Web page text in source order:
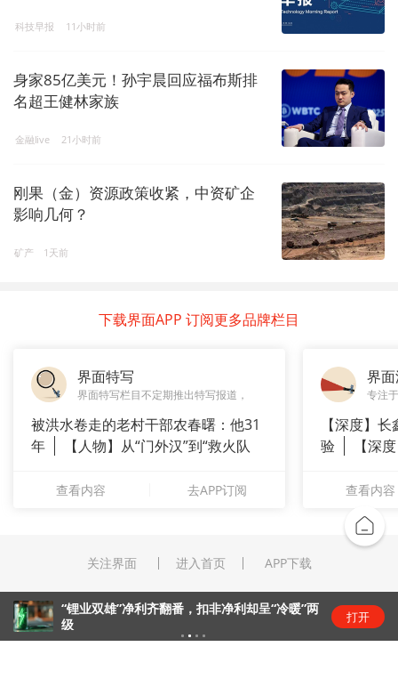
科技早报 11小时前
身家85亿美元！孙宇晨回应福布斯排
名超王健林家族
金融live 21小时前
刚果（金）资源政策收紧，中资矿企
影响几何？
矿产 1天前
下载界面APP 订阅更多品牌栏目
界面特写
界面特写栏目不定期推出特写报道，
被洪水卷走的老村干部农春曙：他31
年
【人物】从“门外汉”到“救火队
查看内容 去APP订阅
界
专注
【深度】
验
【深
查看内容
关注界面 进入首页 APP下载
“锂业双雄”净利齐翻番，扣非净利却呈“冷暖”两
级
打开